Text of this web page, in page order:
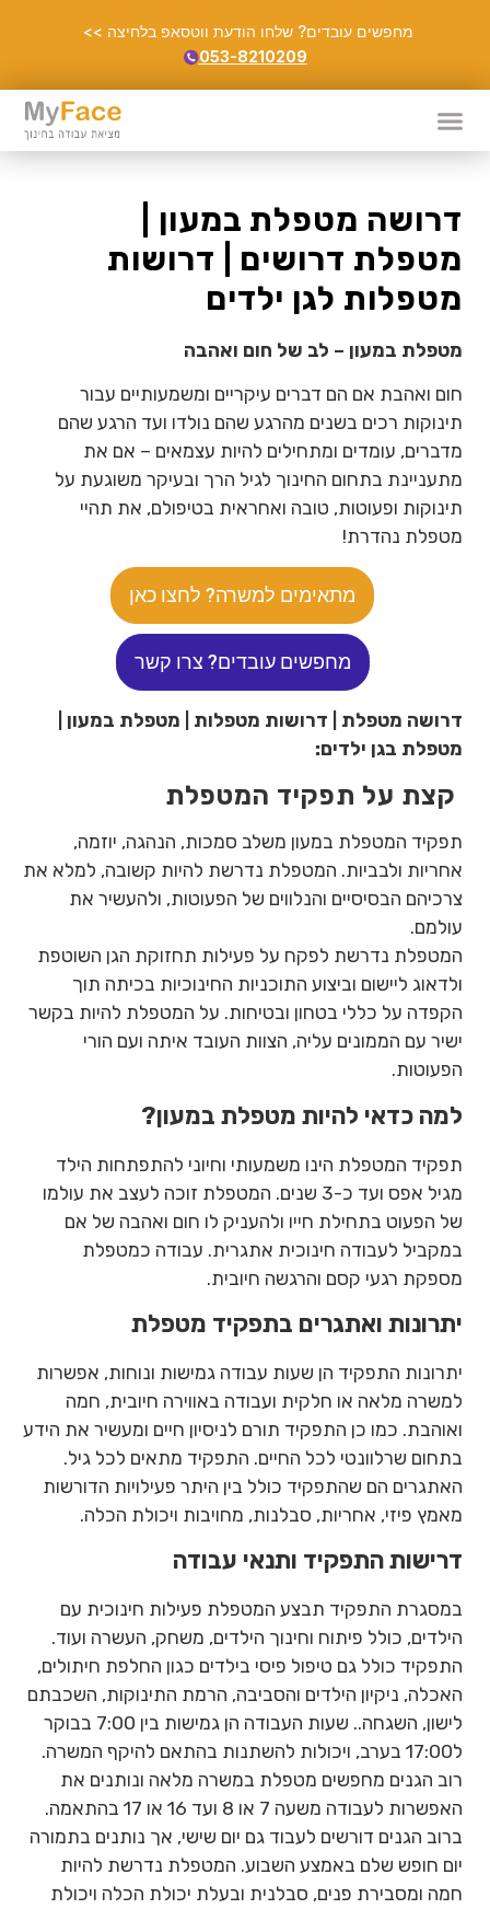
מחפשים עובדים? שלחו הודעת ווטסאפ בלחיצה >>
053-8210209
דרושה מטפלת במעון |
מטפלת דרושים | דרושות
מטפלות לגן ילדים
מטפלת במעון – לב של חום ואהבה
חום ואהבת אם הם דברים עיקריים ומשמעותיים עבור
תינוקות רכים בשנים מהרגע שהם נולדו ועד הרגע שהם
מדברים, עומדים ומתחילים להיות עצמאים – אם את
מתעניינת בתחום החינוך לגיל הרך ובעיקר משוגעת על
תינוקות ופעוטות, טובה ואחראית בטיפולם, את תהיי
מטפלת נהדרת!
מתאימים למשרה? לחצו כאן
מחפשים עובדים? צרו קשר
דרושה מטפלת | דרושות מטפלות | מטפלת במעון |
מטפלת בגן ילדים:
קצת על תפקיד המטפלת
תפקיד המטפלת במעון משלב סמכות, הנהגה, יוזמה,
אחריות ולבביות. המטפלת נדרשת להיות קשובה, למלא את
צרכיהם הבסיסיים והנלווים של הפעוטות, ולהעשיר את
עולמם.
המטפלת נדרשת לפקח על פעילות תחזוקת הגן השוטפת
ולדאוג ליישום וביצוע התוכניות החינוכיות בכיתה תוך
הקפדה על כללי בטחון ובטיחות. על המטפלת להיות בקשר
ישיר עם הממונים עליה, הצוות העובד איתה ועם הורי
הפעוטות.
למה כדאי להיות מטפלת במעון?
תפקיד המטפלת הינו משמעותי וחיוני להתפתחות הילד
מגיל אפס ועד כ-3 שנים. המטפלת זוכה לעצב את עולמו
של הפעוט בתחילת חייו ולהעניק לו חום ואהבה של אם
במקביל לעבודה חינוכית אתגרית. עבודה כמטפלת
מספקת רגעי קסם והרגשה חיובית.
יתרונות ואתגרים בתפקיד מטפלת
יתרונות התפקיד הן שעות עבודה גמישות ונוחות, אפשרות
למשרה מלאה או חלקית ועבודה באווירה חיובית, חמה
ואוהבת. כמו כן התפקיד תורם לניסיון חיים ומעשיר את הידע
בתחום שרלוונטי לכל החיים. התפקיד מתאים לכל גיל.
האתגרים הם שהתפקיד כולל בין היתר פעילויות הדורשות
מאמץ פיזי, אחריות, סבלנות, מחויבות ויכולת הכלה.
דרישות התפקיד ותנאי עבודה
במסגרת התפקיד תבצע המטפלת פעילות חינוכית עם
הילדים, כולל פיתוח וחינוך הילדים, משחק, העשרה ועוד.
התפקיד כולל גם טיפול פיסי בילדים כגון החלפת חיתולים,
האכלה, ניקיון הילדים והסביבה, הרמת התינוקות, השכבתם
לישון, השגחה.. שעות העבודה הן גמישות בין 7:00 בבוקר
ל17:00 בערב, ויכולות להשתנות בהתאם להיקף המשרה.
רוב הגנים מחפשים מטפלת במשרה מלאה ונותנים את
האפשרות לעבודה משעה 7 או 8 ועד 16 או 17 בהתאמה.
ברוב הגנים דורשים לעבוד גם יום שישי, אך נותנים בתמורה
יום חופש שלם באמצע השבוע. המטפלת נדרשת להיות
חמה ומסבירת פנים, סבלנית ובעלת יכולת הכלה ויכולת